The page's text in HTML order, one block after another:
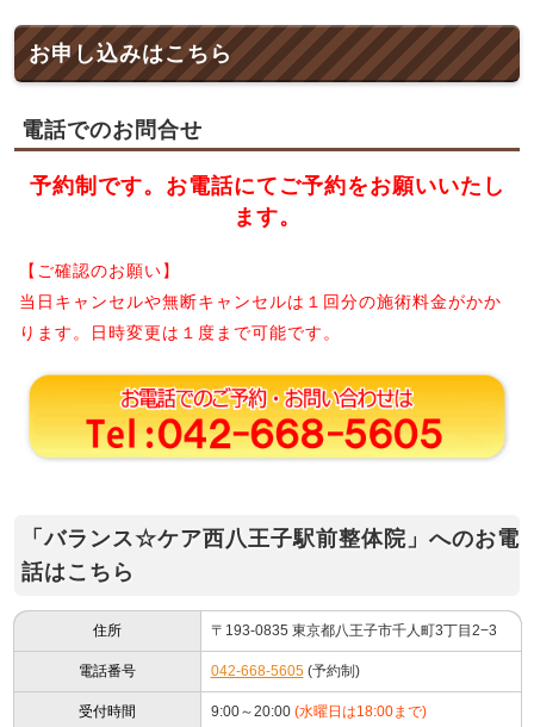
お申し込みはこちら
電話でのお問合せ
予約制です。お電話にてご予約をお願いいたし
ます。
【ご確認のお願い】
当日キャンセルや無断キャンセルは１回分の施術料金がかか
ります。日時変更は１度まで可能です。
「バランス☆ケア西八王子駅前整体院」へのお電
話はこちら
住所 〒193-0835 東京都八王子市千人町3丁目2−3
電話番号 042-668-5605(予約制)
受付時間 9:00～20:00 (水曜日は18:00まで)